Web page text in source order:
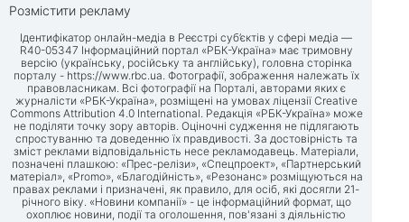
Розмістити рекламу
Ідентифікатор онлайн-медіа в Реєстрі суб’єктів у сфері медіа —
R40-05347 Інформаційний портал «РБК-Україна» має тримовну
версію (українську, російську та англійську), головна сторінка
порталу - https://www.rbc.ua. Фотографії, зображення належать їх
правовласникам. Всі фотографії на Порталі, авторами яких є
журналісти «РБК-Україна», розміщені на умовах ліцензії Creative
Commons Attribution 4.0 International. Редакція «РБК-Україна» може
не поділяти точку зору авторів. Оціночні судження не підлягають
спростуванню та доведенню їх правдивості. За достовірність та
зміст реклами відповідальність несе рекламодавець. Матеріали,
позначені плашкою: «Прес-релізи», «Спецпроект», «Партнерський
матеріал», «Promo», «Благодійність», «Резонанс» розміщуються на
правах реклами і призначені, як правило, для осіб, які досягли 21-
річного віку. «Новини компанії» - це інформаційний формат, що
охоплює новини, події та оголошення, пов'язані з діяльністю